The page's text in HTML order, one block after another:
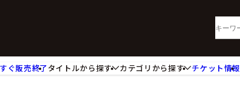
ぐ販売終了タイトルから探す
カテゴリから探す
チケット情報